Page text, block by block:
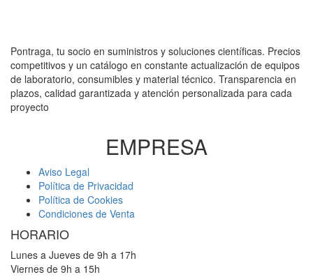
Pontraga, tu socio en suministros y soluciones científicas. Precios
competitivos y un catálogo en constante actualización de equipos
de laboratorio, consumibles y material técnico. Transparencia en
plazos, calidad garantizada y atención personalizada para cada
proyecto
EMPRESA
Aviso Legal
Política de Privacidad
Política de Cookies
Condiciones de Venta
HORARIO
Lunes a Jueves de 9h a 17h
Viernes de 9h a 15h